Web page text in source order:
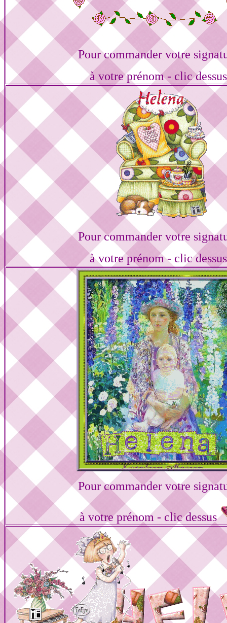
Pour commander votre
à votre prénom - clic dessus
Pour commander votre
à votre prénom - clic dessus
Pour commander votre
à votre prénom - clic dessus